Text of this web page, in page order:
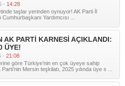
- 14:28
taşlar yerinden oynuyor! AK Parti İl
Yardımcısı ...
AK PARTİ KARNESİ AÇIKLANDI:
ÜYE!
- 21:08
göre Türkiye’nin en çok üyeye sahip
Mersin teşkilatı, 2025 yılında üye s ...